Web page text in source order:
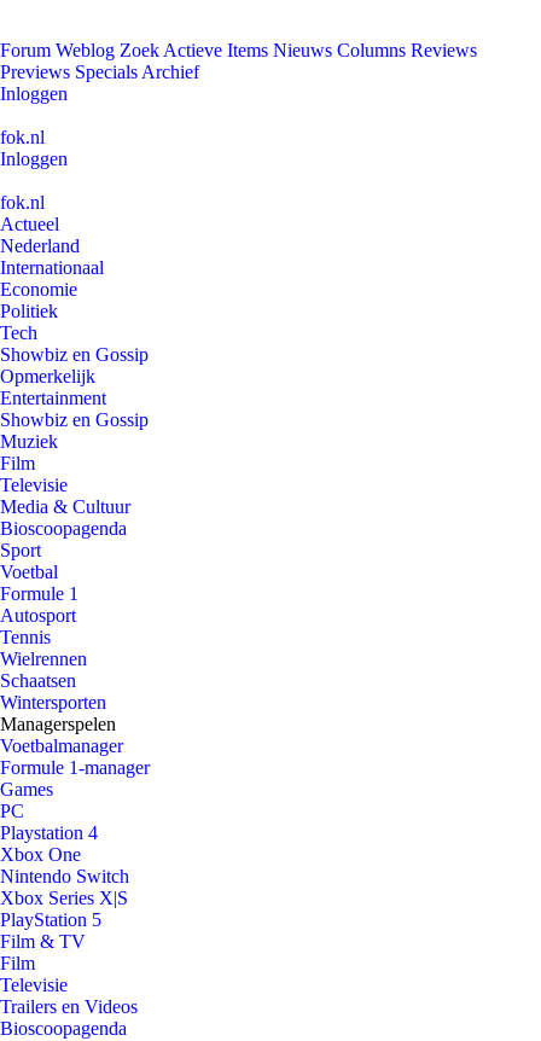
Forum Weblog Zoek Actieve Items Nieuws Columns Reviews
Previews Specials Archief
Inloggen
fok.nl
Inloggen
fok.nl
Actueel
Nederland
Internationaal
Economie
Politiek
Tech
Showbiz en Gossip
Opmerkelijk
Entertainment
Showbiz en Gossip
Muziek
Film
Televisie
Media & Cultuur
Bioscoopagenda
Sport
Voetbal
Formule 1
Autosport
Tennis
Wielrennen
Schaatsen
Wintersporten
Managerspelen
Voetbalmanager
Formule 1-manager
Games
PC
Playstation 4
Xbox One
Nintendo Switch
Xbox Series X|S
PlayStation 5
Film & TV
Film
Televisie
Trailers en Videos
Bioscoopagenda